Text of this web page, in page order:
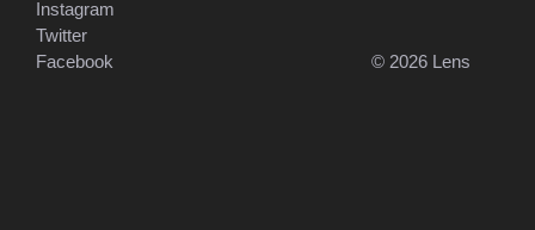
Instagram
Twitter
Facebook
© 2026 Lens